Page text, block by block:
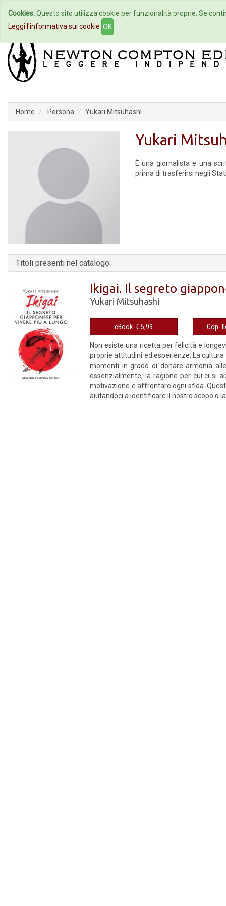
Home Autori Eventi
Home Persona Yukari Mitsuhashi
Yukari
È una giornalista e una
prima di trasferirsi negli
Titoli presenti nel catalogo:
Ikigai. Il segreto
Yukari Mitsuhashi
eBook € 5,99
Non esiste una ricetta per felicità e
proprie attitudini ed esperienze. La
momenti in grado di donare armonia
essenzialmente, la ragione per cui ci si
motivazione e affrontare ogni sfida.
aiutandoci a identificare il nostro scopo o
Cookies:Questo sito utilizza cookie per funzionalità proprie. Se
Leggi l'informativa sui cookie OK